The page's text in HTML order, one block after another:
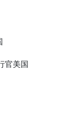
官美国